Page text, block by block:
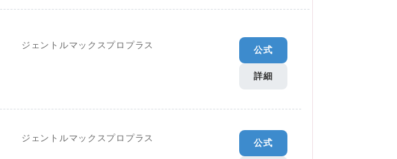
ジェントルマックスプロプラス 公式
詳細
ジェントルマックスプロプラス 公式